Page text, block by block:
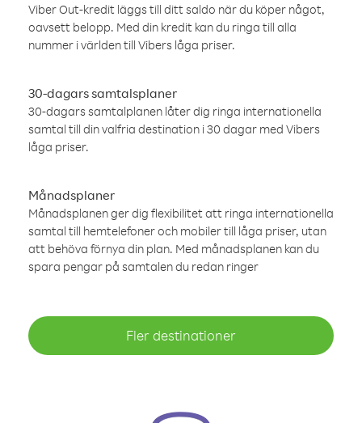
Viber Out-kredit läggs till ditt saldo när du köper något,
oavsett belopp. Med din kredit kan du ringa till alla
nummer i världen till Vibers låga priser.
30-dagars samtalsplaner
30-dagars samtalplanen låter dig ringa internationella
samtal till din valfria destination i 30 dagar med Vibers
låga priser.
Månadsplaner
Månadsplanen ger dig flexibilitet att ringa internationella
samtal till hemtelefoner och mobiler till låga priser, utan
att behöva förnya din plan. Med månadsplanen kan du
spara pengar på samtalen du redan ringer
Fler destinationer